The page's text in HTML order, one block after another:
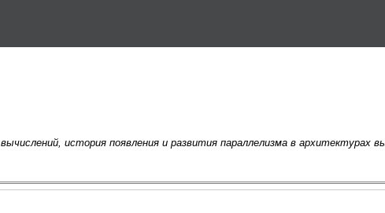
история появления и развития параллелизма в архитектурах